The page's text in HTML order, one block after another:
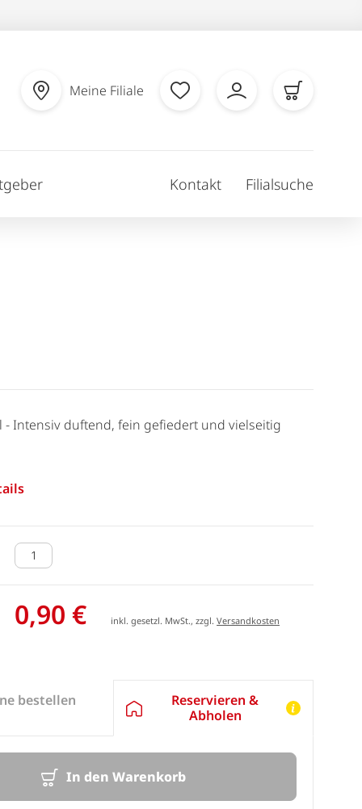
Meine Filiale
Kontakt Filialsuche
- Intensiv duftend, fein gefiedert und vielseitig
0,90 € inkl. gesetzl. MwSt., zzgl.Versandkosten
bestellen
Reservieren &
Abholen
In den Warenkorb